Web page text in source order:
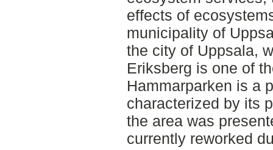
effects of
municipality of
the city of Uppsala,
Eriksberg is one of
Hammarparken is a
characterized by its
the area was
currently reworked